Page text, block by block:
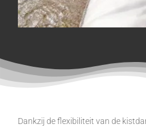
Dankzij de flexibiliteit van de